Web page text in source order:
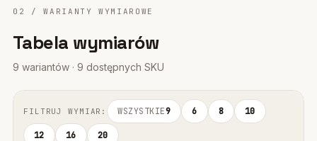
02 / WARIANTY WYMIAROWE
Tabela wymiarów
9 wariantów · 9 dostępnych SKU
FILTRUJ WYMIAR: WSZYSTKIE9 6 8 10
12 16 20